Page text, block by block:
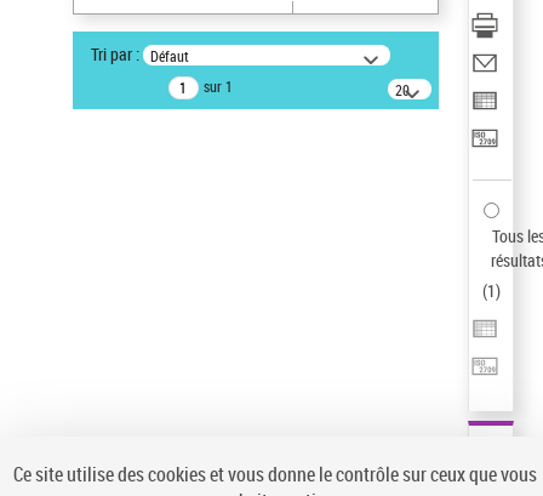
Pays
ne s'applique pas
Tri par : Défaut
sur 1
20
résultats/page
Tous
(1)
Ce site utilise des cookies et vous donne le contrôle sur ceux que vous